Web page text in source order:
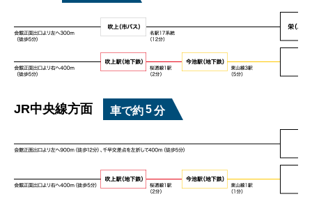
JR中央線方面 車で約5分